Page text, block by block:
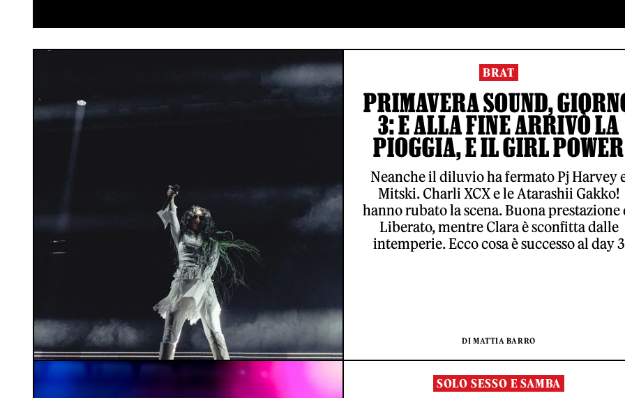
BRAT
PRIMAVERA SOUND,
3: E ALLA FINE ARRIVÒ LA
PIOGGIA, E IL GIRL POWER
Neanche il diluvio ha fermato Pj Harvey
Mitski. Charli XCX e le Atarashii Gakko!
hanno rubato la scena. Buona prestazione
Liberato, mentre Clara è sconfitta dalle
intemperie. Ecco cosa è successo al day 3
DI MATTIA BARRO
SOLO SESSO E SAMBA